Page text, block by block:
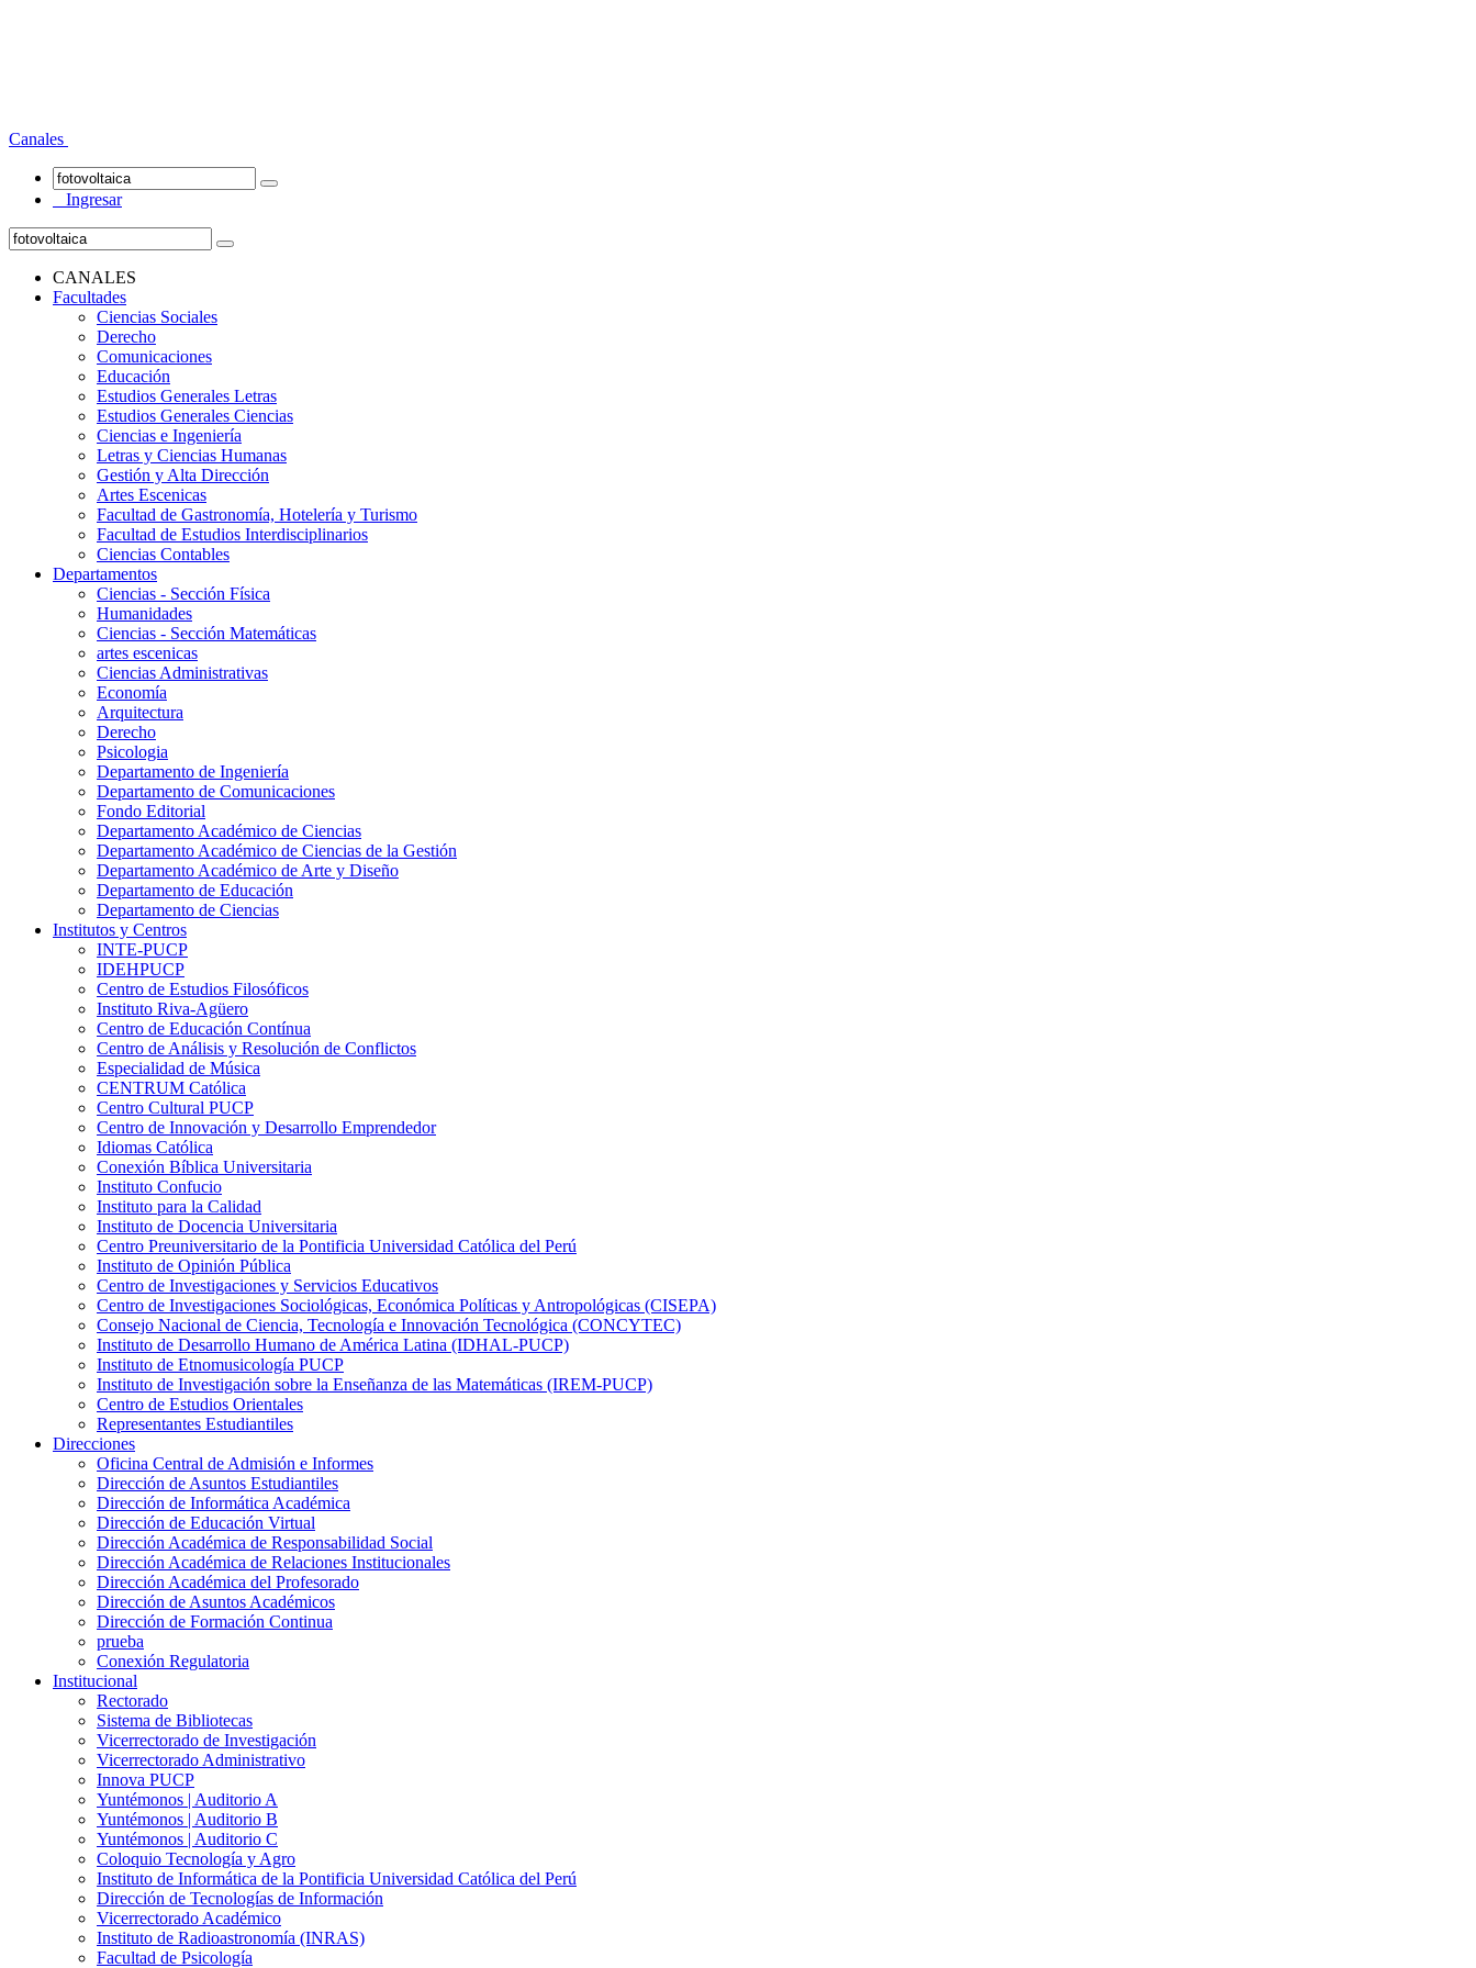
Canales
Ingresar
CANALES
Facultades
Ciencias Sociales
Derecho
Comunicaciones
Educación
Estudios Generales Letras
Estudios Generales Ciencias
Ciencias e Ingeniería
Letras y Ciencias Humanas
Gestión y Alta Dirección
Artes Escenicas
Facultad de Gastronomía, Hotelería y Turismo
Facultad de Estudios Interdisciplinarios
Ciencias Contables
Departamentos
Ciencias - Sección Física
Humanidades
Ciencias - Sección Matemáticas
artes escenicas
Ciencias Administrativas
Economía
Arquitectura
Derecho
Psicologia
Departamento de Ingeniería
Departamento de Comunicaciones
Fondo Editorial
Departamento Académico de Ciencias
Departamento Académico de Ciencias de la Gestión
Departamento Académico de Arte y Diseño
Departamento de Educación
Departamento de Ciencias
Institutos y Centros
INTE-PUCP
IDEHPUCP
Centro de Estudios Filosóficos
Instituto Riva-Agüero
Centro de Educación Contínua
Centro de Análisis y Resolución de Conflictos
Especialidad de Música
CENTRUM Católica
Centro Cultural PUCP
Centro de Innovación y Desarrollo Emprendedor
Idiomas Católica
Conexión Bíblica Universitaria
Instituto Confucio
Instituto para la Calidad
Instituto de Docencia Universitaria
Centro Preuniversitario de la Pontificia Universidad Católica del Perú
Instituto de Opinión Pública
Centro de Investigaciones y Servicios Educativos
Centro de Investigaciones Sociológicas, Económica Políticas y Antropológicas (CISEPA)
Consejo Nacional de Ciencia, Tecnología e Innovación Tecnológica (CONCYTEC)
Instituto de Desarrollo Humano de América Latina (IDHAL-PUCP)
Instituto de Etnomusicología PUCP
Instituto de Investigación sobre la Enseñanza de las Matemáticas (IREM-PUCP)
Centro de Estudios Orientales
Representantes Estudiantiles
Direcciones
Oficina Central de Admisión e Informes
Dirección de Asuntos Estudiantiles
Dirección de Informática Académica
Dirección de Educación Virtual
Dirección Académica de Responsabilidad Social
Dirección Académica de Relaciones Institucionales
Dirección Académica del Profesorado
Dirección de Asuntos Académicos
Dirección de Formación Continua
prueba
Conexión Regulatoria
Institucional
Rectorado
Sistema de Bibliotecas
Vicerrectorado de Investigación
Vicerrectorado Administrativo
Innova PUCP
Yuntémonos | Auditorio A
Yuntémonos | Auditorio B
Yuntémonos | Auditorio C
Coloquio Tecnología y Agro
Instituto de Informática de la Pontificia Universidad Católica del Perú
Dirección de Tecnologías de Información
Vicerrectorado Académico
Instituto de Radioastronomía (INRAS)
Facultad de Psicología